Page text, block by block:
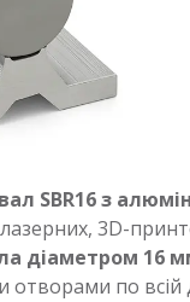
SBR16 з
3D-
діаметром 16
по всій